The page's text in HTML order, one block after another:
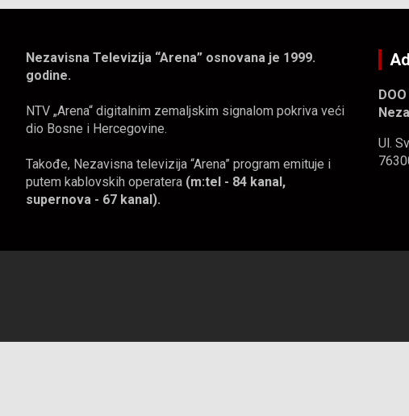
Nezavisna Televizija “Arena” osnovana je 1999.
godine.
NTV „Arena“ digitalnim zemaljskim signalom pokriva veći
dio Bosne i Hercegovine.
Takođe, Nezavisna televizija “Arena” program emituje i
putem kablovskih operatera (m:tel - 84 kanal,
supernova - 67 kanal).
Ul.